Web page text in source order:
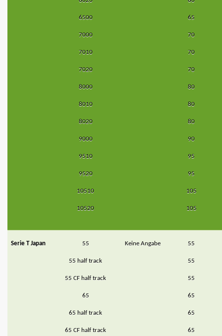
6500
7000
7010
7020
8000
8010
8020
9000
9510
9520
10510
10520
65
70
70
70
80
80
80
90
95
95
105
105
Serie T Japan 55
55 half track
55 CF half track
65
65 half track
65 CF half track
Keine Angabe 55
55
55
65
65
65